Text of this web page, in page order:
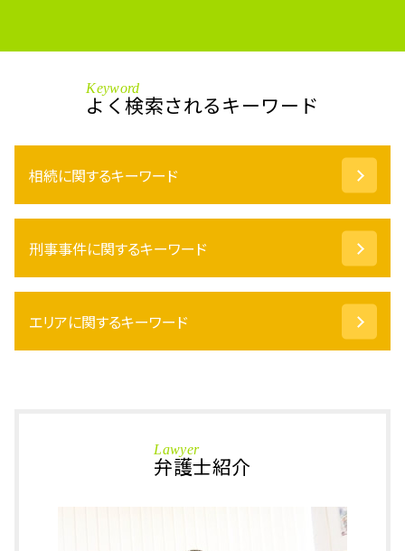
Keyword
よく検索されるキーワード
相続に関するキーワード
限定承認 とは
不動産 相続税対策
法定後見 制度
代償 分割
みなし相続財産 とは
刑事事件に関するキーワード
略式起訴 罰金
仮釈放 期間
事情聴取 取り調べ
エリアに関するキーワード
刑事事件 鯖江市 相談
刑事事件 あわら市 弁護士
刑事事件 小松市 弁護士
Lawyer
弁護士紹介